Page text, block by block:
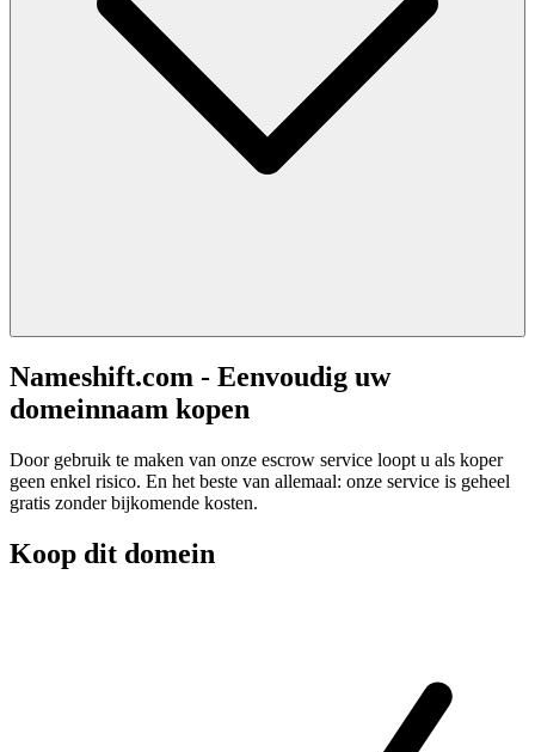
Nameshift.com - Eenvoudig uw
domeinnaam kopen
Door gebruik te maken van onze escrow service loopt u als koper
geen enkel risico. En het beste van allemaal: onze service is geheel
gratis zonder bijkomende kosten.
Koop dit domein